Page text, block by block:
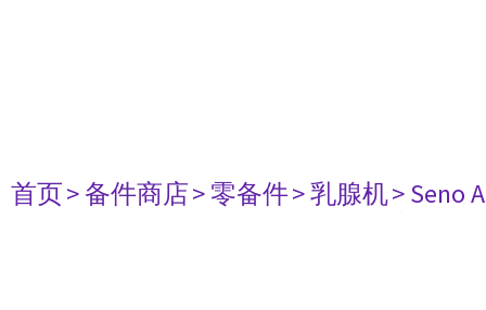
首页> 备件商店> 零备件> 乳腺机> Seno